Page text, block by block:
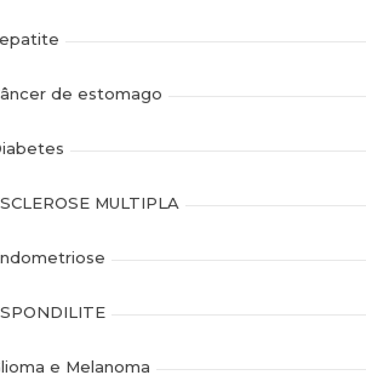
de estomago
MULTIPLA
e Melanoma